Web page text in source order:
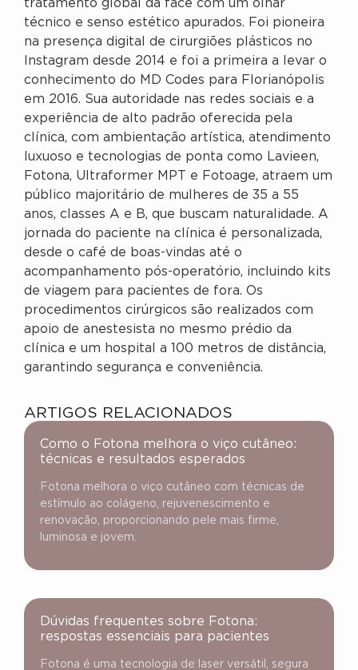
tratamento global da face com um olhar
técnico e senso estético apurados. Foi pioneira
na presença digital de cirurgiões plásticos no
Instagram desde 2014 e foi a primeira a levar o
conhecimento do MD Codes para Florianópolis
em 2016. Sua autoridade nas redes sociais e a
experiência de alto padrão oferecida pela
clínica, com ambientação artística, atendimento
luxuoso e tecnologias de ponta como Lavieen,
Fotona, Ultraformer MPT e Fotoage, atraem um
público majoritário de mulheres de 35 a 55
anos, classes A e B, que buscam naturalidade. A
jornada do paciente na clínica é personalizada,
desde o café de boas-vindas até o
acompanhamento pós-operatório, incluindo kits
de viagem para pacientes de fora. Os
procedimentos cirúrgicos são realizados com
apoio de anestesista no mesmo prédio da
clínica e um hospital a 100 metros de distância,
garantindo segurança e conveniência.
ARTIGOS RELACIONADOS
Como o Fotona melhora o viço cutâneo:
técnicas e resultados esperados
Fotona melhora o viço cutâneo com técnicas de
estímulo ao colágeno, rejuvenescimento e
renovação, proporcionando pele mais firme,
luminosa e jovem.
Dúvidas frequentes sobre Fotona:
respostas essenciais para pacientes
Fotona é uma tecnologia de laser versátil, segura